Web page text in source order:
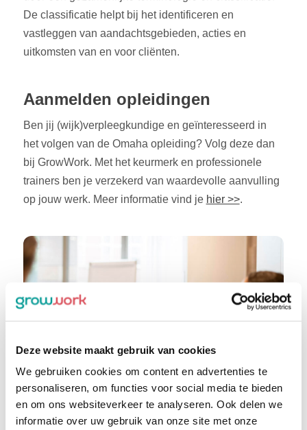
Deze website maakt gebruik van cookies
We gebruiken cookies om content en advertenties te
personaliseren, om functies voor social media te bieden
en om ons websiteverkeer te analyseren. Ook delen we
informatie over uw gebruik van onze site met onze
De classificatie helpt bij het identificeren en
vastleggen van aandachtsgebieden, acties en
uitkomsten van en voor cliënten.
Aanmelden opleidingen
Ben jij (wijk)verpleegkundige en geïnteresseerd in
het volgen van de Omaha opleiding? Volg deze dan
bij GrowWork. Met het keurmerk en professionele
trainers ben je verzekerd van waardevolle aanvulling
op jouw werk. Meer informatie vind je hier >>.